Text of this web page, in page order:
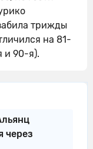
трижды
на 81-
и 90-я).
через